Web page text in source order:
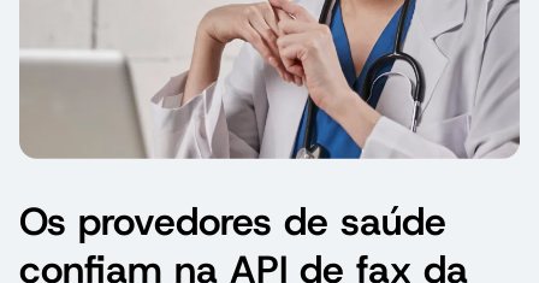
Os provedores de saúde
confiam na API de fax da